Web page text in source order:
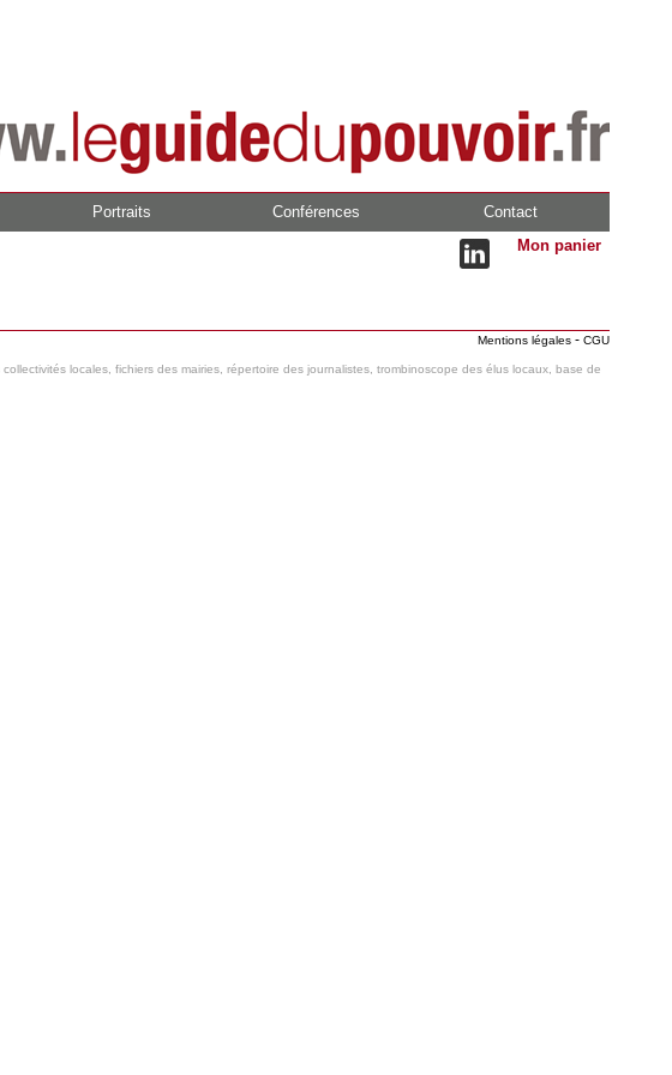
Portraits Conférences Contact
Mon panier
Mentions légales - CGU
locales, fichiers des mairies, répertoire des journalistes, trombinoscope des élus locaux, base de